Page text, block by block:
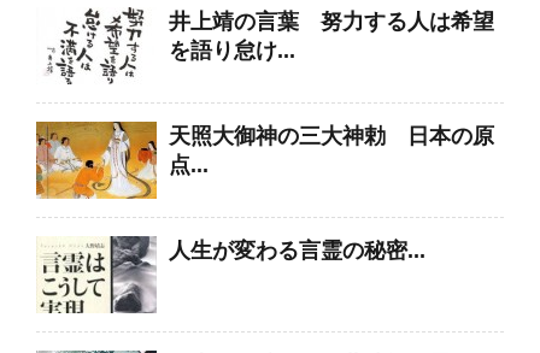
井上靖の言葉 努力する人は希望
を語り怠け...
天照大御神の三大神勅 日本の原
点...
人生が変わる言霊の秘密...